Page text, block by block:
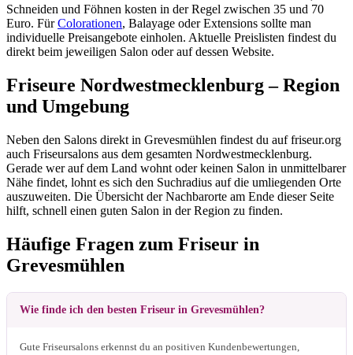
Schneiden und Föhnen kosten in der Regel zwischen 35 und 70
Euro. FürColorationen, Balayage oder Extensions sollte man
individuelle Preisangebote einholen. Aktuelle Preislisten findest du
direkt beim jeweiligen Salon oder auf dessen Website.
Friseure Nordwestmecklenburg – Region
und Umgebung
Neben den Salons direkt in Grevesmühlen findest du auf friseur.org
auch Friseursalons aus dem gesamten Nordwestmecklenburg.
Gerade wer auf dem Land wohnt oder keinen Salon in unmittelbarer
Nähe findet, lohnt es sich den Suchradius auf die umliegenden Orte
auszuweiten. Die Übersicht der Nachbarorte am Ende dieser Seite
hilft, schnell einen guten Salon in der Region zu finden.
Häufige Fragen zum Friseur in
Grevesmühlen
Wie finde ich den besten Friseur in Grevesmühlen?
Gute Friseursalons erkennst du an positiven Kundenbewertungen,